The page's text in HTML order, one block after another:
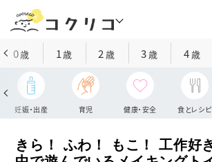
0歳 1歳 2 歳 3歳 4歳
妊娠・出産 育児 健康・安全 食とレシピ
きら！ ふわ！ もこ！ 工作好